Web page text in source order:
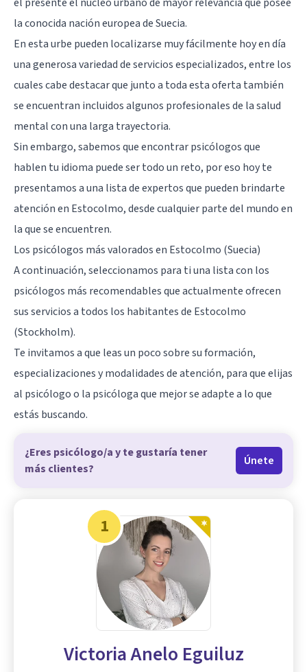
la conocida nación europea de Suecia.
En esta urbe pueden localizarse muy fácilmente hoy en día
una generosa variedad de servicios especializados, entre los
cuales cabe destacar que junto a toda esta oferta también
se encuentran incluidos algunos profesionales de la salud
mental con una larga trayectoria.
Sin embargo, sabemos que encontrar psicólogos que
hablen tu idioma puede ser todo un reto, por eso hoy te
presentamos a una lista de expertos que pueden brindarte
atención en Estocolmo, desde cualquier parte del mundo en
la que se encuentren.
Los psicólogos más valorados en Estocolmo (Suecia)
A continuación, seleccionamos para ti una lista con los
psicólogos más recomendables que actualmente ofrecen
sus servicios a todos los habitantes de Estocolmo
(Stockholm).
Te invitamos a que leas un poco sobre su formación,
especializaciones y modalidades de atención, para que elijas
al psicólogo o la psicóloga que mejor se adapte a lo que
estás buscando.
¿Eres psicólogo/a y te gustaría tener
más clientes?
Únete
1
Victoria Anelo Eguiluz